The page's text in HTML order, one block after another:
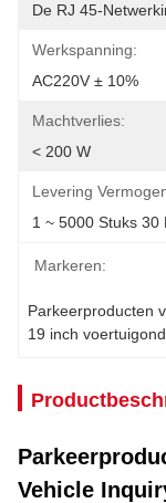
De RJ 45-
Werkspanning:
AC220V ± 10%
Machtverlies:
< 200 W
Levering
1 ~ 5000 Stuks 30
Markeren:
Parkeerproducten
19 inch
Vehicle